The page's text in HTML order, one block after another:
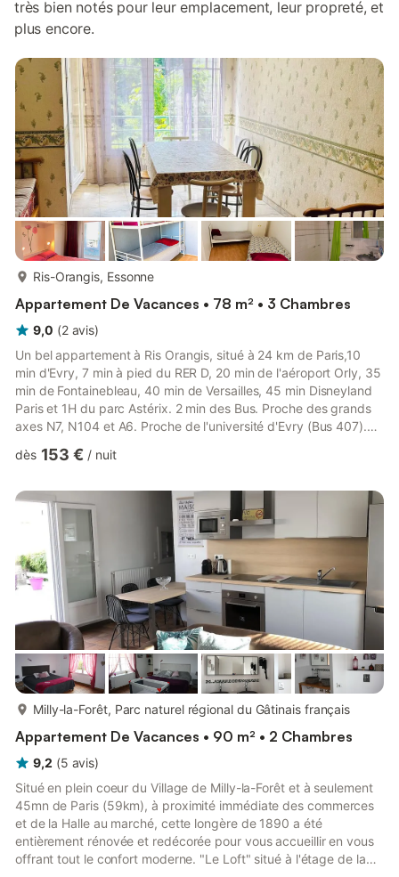
très bien notés pour leur emplacement, leur propreté, et
plus encore.
Ris-Orangis, Essonne
Appartement De Vacances • 78 m² • 3 Chambres
9,0 (2 avis)
Un bel appartement à Ris Orangis, situé à 24 km de Paris,10
min d'Evry, 7 min à pied du RER D, 20 min de l'aéroport Orly, 35
min de Fontainebleau, 40 min de Versailles, 45 min Disneyland
Paris et 1H du parc Astérix. 2 min des Bus. Proche des grands
axes N7, N104 et A6. Proche de l'université d'Evry (Bus 407).
Cinéma, pharmacie, restaurants de différente types (Chinois,
superette, boucherie, boulangerie…. Balades, pique-niques au
bord de seine, dans les bois et autour des é...
dès 153 € / nuit
plus...
Milly-la-Forêt, Parc naturel régional du Gâtinais français
Appartement De Vacances • 90 m² • 2 Chambres
9,2 (5 avis)
Situé en plein coeur du Village de Milly-la-Forêt et à seulement
45mn de Paris (59km), à proximité immédiate des commerces
et de la Halle au marché, cette longère de 1890 a été
entièrement rénovée et redécorée pour vous accueillir en vous
offrant tout le confort moderne. "Le Loft" situé à l'étage de la